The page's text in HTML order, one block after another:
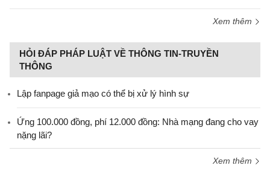
Xem thêm
HỎI ĐÁP PHÁP LUẬT VỀ THÔNG TIN-TRUYỀN
THÔNG
Lập fanpage giả mạo có thể bị xử lý hình sự
Ứng 100.000 đồng, phí 12.000 đồng: Nhà mạng đang cho vay
nặng lãi?
Xem thêm